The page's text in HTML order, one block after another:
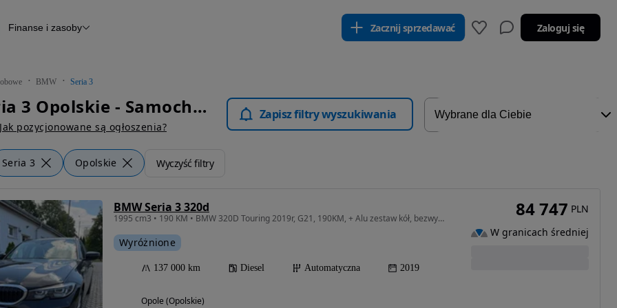
Raport z inspekcji
Otomoto News
Finanse i zasoby Zacznij sprzedawać Zaloguj się
BMW Seria 3
BMW Seria 3 Opolskie - Samochody Osobowe
Jak pozycjonowane są ogłoszenia?
Zapisz filtry wyszukiwania
Seria 3 Opolskie Wyczyść filtry
BMW Seria 3 320d
1995 cm3 • 190 KM • BMW 320D Touring 2019r, G21, 190KM, + Alu zestaw kół, bezwyp. kombi
Wyróżnione
137 000 km Diesel Automatyczna 2019
Opole (Opolskie)
84 747 PLN
W granicach średniej